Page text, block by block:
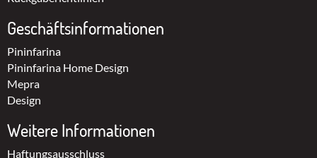
Geschäftsinformationen
Pininfarina
Pininfarina Home Design
Mepra
Design
Weitere Informationen
Haftungsausschluss